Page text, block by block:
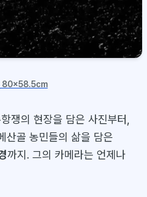
80x58.5cm
쟁의 현장을 담은 사진부터,
산골 농민들의 삶을 담은
까지. 그의 카메라는 언제나